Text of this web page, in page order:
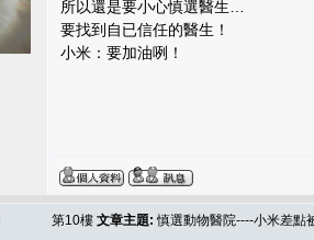
所以還是要小心慎選醫生…
要找到自已信任的醫生！
小米：要加油咧！
第10樓 文章主題: 慎選動物醫院----小米差點